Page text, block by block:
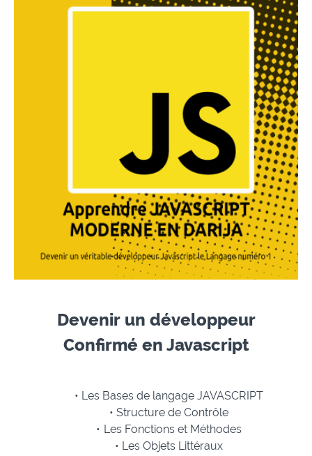
Devenir un développeur
Confirmé en Javascript
Les Bases de langage JAVASCRIPT
Structure de Contrôle
Les Fonctions et Méthodes
Les Objets Littéraux